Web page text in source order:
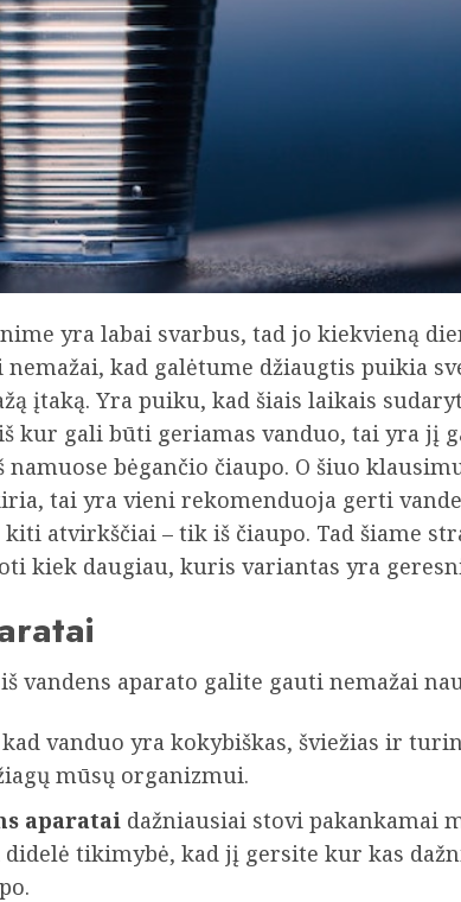
yra labai svarbus, tad jo kiekvieną
kad galėtume džiaugtis puikia
įtaką. Yra puiku, kad šiais laikais
kur gali būti geriamas vanduo, tai yra jį
bėgančio čiaupo. O šiuo
tai yra vieni rekomenduoja gerti
kiti atvirkščiai – tik iš čiaupo. Tad šiame
kiek daugiau, kuris variantas yra
vandens aparato galite gauti nemažai
vanduo yra kokybiškas, šviežias ir
mūsų organizmui.
aparatai dažniausiai stovi pakankamai
tikimybė, kad jį gersite kur kas